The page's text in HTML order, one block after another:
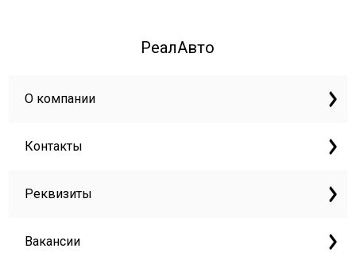
РеалАвто
О компании
Контакты
Реквизиты
Вакансии